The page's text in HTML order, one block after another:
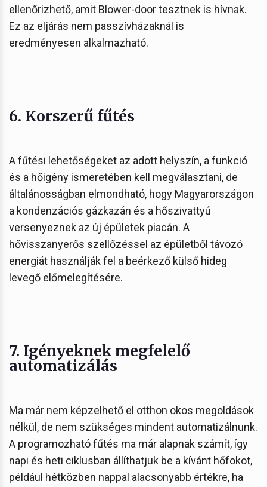
ellenőrizhető, amit Blower-door tesztnek is hívnak.
Ez az eljárás nem passzívházaknál is
eredményesen alkalmazható.
6. Korszerű fűtés
A fűtési lehetőségeket az adott helyszín, a funkció
és a hőigény ismeretében kell megválasztani, de
általánosságban elmondható, hogy Magyarországon
a kondenzációs gázkazán és a hőszivattyú
versenyeznek az új épületek piacán. A
hővisszanyerős szellőzéssel az épületből távozó
energiát használják fel a beérkező külső hideg
levegő előmelegítésére.
7. Igényeknek megfelelő
automatizálás
Ma már nem képzelhető el otthon okos megoldások
nélkül, de nem szükséges mindent automatizálnunk.
A programozható fűtés ma már alapnak számít, így
napi és heti ciklusban állíthatjuk be a kívánt hőfokot,
például hétközben nappal alacsonyabb értékre, ha